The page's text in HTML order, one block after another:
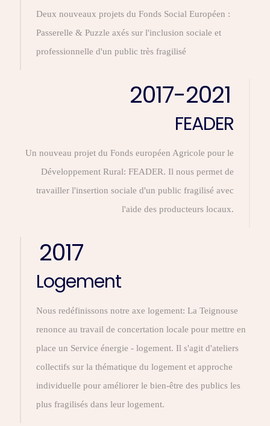
Deux nouveaux projets du Fonds Social Européen :
Passerelle & Puzzle axés sur l'inclusion sociale et
professionnelle d'un public très fragilisé
2017-2021
FEADER
Un nouveau projet du Fonds européen Agricole pour le
Développement Rural: FEADER. Il nous permet de
travailler l'insertion sociale d'un public fragilisé avec
l'aide des producteurs locaux.
2017
Logement
Nous redéfinissons notre axe logement: La Teignouse
renonce au travail de concertation locale pour mettre en
place un Service énergie - logement. Il s'agit d'ateliers
collectifs sur la thématique du logement et approche
individuelle pour améliorer le bien-être des publics les
plus fragilisés dans leur logement.